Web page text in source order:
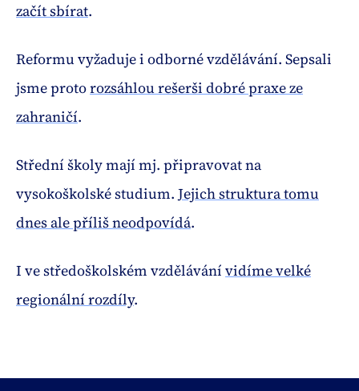
začít sbírat.
Reformu vyžaduje i odborné vzdělávání. Sepsali
jsme protorozsáhlou rešerši dobré praxe ze
zahraničí.
Střední školy mají mj. připravovat na
vysokoškolské studium. Jejich struktura tomu
dnes ale příliš neodpovídá.
I ve středoškolském vzdělávání vidíme velké
regionální rozdíly.